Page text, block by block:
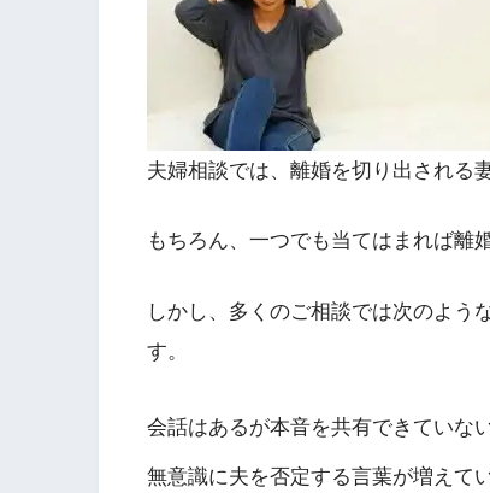
夫婦相談では、離婚を切り出される
もちろん、一つでも当てはまれば離
しかし、多くのご相談では次のよう
す。
会話はあるが本音を共有できていな
無意識に夫を否定する言葉が増えて